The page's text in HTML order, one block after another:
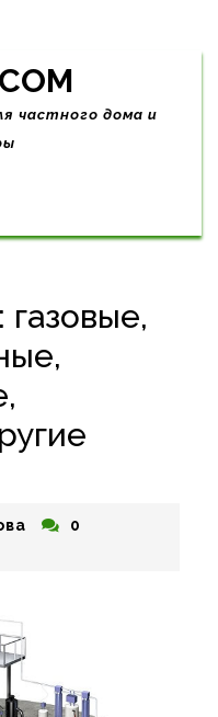
частного дома и
Екатерина
0